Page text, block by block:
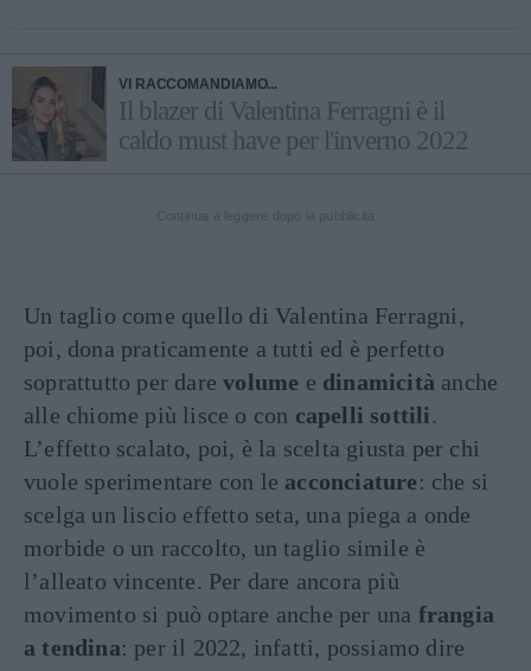
VI RACCOMANDIAMO...
Il blazer di Valentina Ferragni è il
caldo must have per l'inverno 2022
Un taglio come quello di Valentina Ferragni,
poi, dona praticamente a tutti ed è perfetto
soprattutto per darevolume e dinamicità anche
alle chiome più lisce o con capelli sottili.
L’effetto scalato, poi, è la scelta giusta per chi
vuole sperimentare con le acconciature: che si
scelga un liscio effetto seta, una piega a onde
morbide o un raccolto, un taglio simile è
l’alleato vincente. Per dare ancora più
movimento si può optare anche per una frangia
a tendina: per il 2022, infatti, possiamo dire